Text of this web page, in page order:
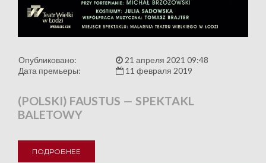
Опубликовано:
21 апреля 2021 09:48
Дата премьеры:
11 февраля 2019
(POLSKI) FAUSTUS — SPEKTAKL
BALETOWY
ПОДРОБНЕЕ